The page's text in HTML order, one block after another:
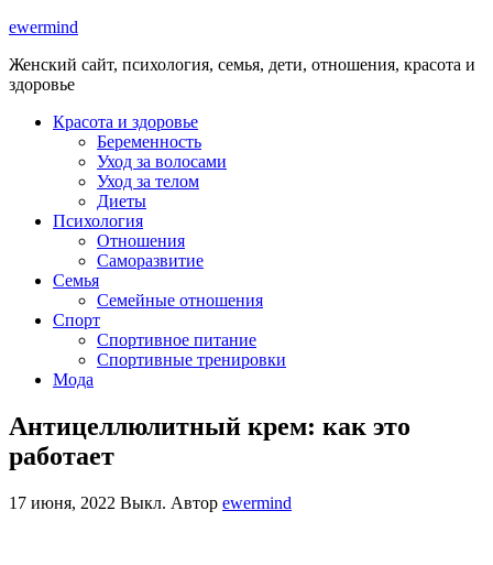
ewermind
Женский сайт, психология, семья, дети, отношения, красота и
здоровье
Красота и здоровье
Беременность
Уход за волосами
Уход за телом
Диеты
Психология
Отношения
Саморазвитие
Семья
Семейные отношения
Спорт
Спортивное питание
Спортивные тренировки
Мода
Антицеллюлитный крем: как это
работает
17 июня, 2022 Выкл. Автор ewermind